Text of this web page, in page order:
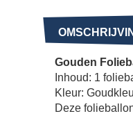
Gouden
Inhoud: 1
Kleur:
Deze